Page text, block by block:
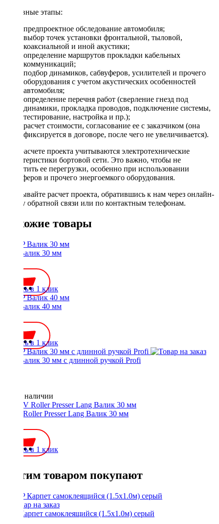
Основные этапы:
предпроектное обследование автомобиля;
выбор точек установки фронтальной, тыловой,
коаксиальной и иной акустики;
определение маршрутов прокладки кабельных
коммуникаций;
подбор динамиков, сабвуферов, усилителей и прочего
оборудования с учетом акустических особенностей
автомобиля;
определение перечня работ (сверление гнезд под
динамики, прокладка проводов, подключение системы,
тестирование, настройка и пр.);
расчет стоимости, согласование ее с заказчиком (она
фиксируется в договоре, после чего не увеличивается).
При расчете проекта учитываются электротехнические
характеристики бортовой сети. Это важно, чтобы не
допустить ее перегрузки, особенно при использовании
сабвуферов и прочего энергоемкого оборудования.
Заказывайте расчет проекта, обратившись к нам через онлайн-
форму обратной связи или по контактным телефонам.
Похожие товары
STP Валик 30 мм
Купить в 1 клик
STP Валик 40 мм
Купить в 1 клик
STP Валик 30 мм с длинной ручкой Profi
Нет в наличии
ACV Roller Presser Lang Валик 30 мм
Купить в 1 клик
С этим товаром покупают
STP Карпет самоклеящийся (1.5х1.0м) серый